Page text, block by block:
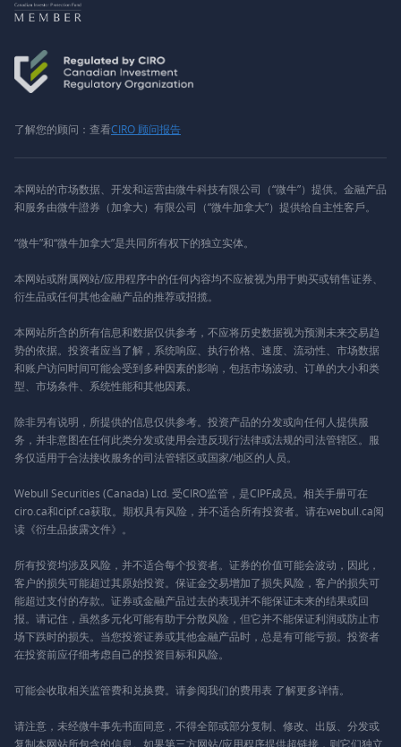
了解您的顾问：查看CIRO 顾问报告
本网站的市场数据、开发和运营由微牛科技有限公司（“微牛”）提供。金融产品
和服务由微牛證券（加拿大）有限公司（“微牛加拿大”）提供给自主性客戶。
“微牛”和“微牛加拿大”是共同所有权下的独立实体。
本网站或附属网站/应用程序中的任何内容均不应被视为用于购买或销售证券、
衍生品或任何其他金融产品的推荐或招揽。
本网站所含的所有信息和数据仅供参考，不应将历史数据视为预测未来交易趋
势的依据。投资者应当了解，系统响应、执行价格、速度、流动性、市场数据
和账户访问时间可能会受到多种因素的影响，包括市场波动、订单的大小和类
型、市场条件、系统性能和其他因素。
除非另有说明，所提供的信息仅供参考。投资产品的分发或向任何人提供服
务，并非意图在任何此类分发或使用会违反现行法律或法规的司法管辖区。服
务仅适用于合法接收服务的司法管辖区或国家/地区的人员。
Webull Securities (Canada) Ltd. 受CIRO监管，是CIPF成员。相关手册可在
ciro.ca和cipf.ca获取。期权具有风险，并不适合所有投资者。请在webull.ca阅
读《衍生品披露文件》。
所有投资均涉及风险，并不适合每个投资者。证券的价值可能会波动，因此，
客户的损失可能超过其原始投资。保证金交易增加了损失风险，客户的损失可
能超过支付的存款。证券或金融产品过去的表现并不能保证未来的结果或回
报。请记住，虽然多元化可能有助于分散风险，但它并不能保证利润或防止市
场下跌时的损失。当您投资证券或其他金融产品时，总是有可能亏损。投资者
在投资前应仔细考虑自己的投资目标和风险。
可能会收取相关监管费和兑换费。请参阅我们的费用表 了解更多详情。
请注意，未经微牛事先书面同意，不得全部或部分复制、修改、出版、分发或
复制本网站所包含的信息。如果第三方网站/应用程序提供超链接，则它们独立